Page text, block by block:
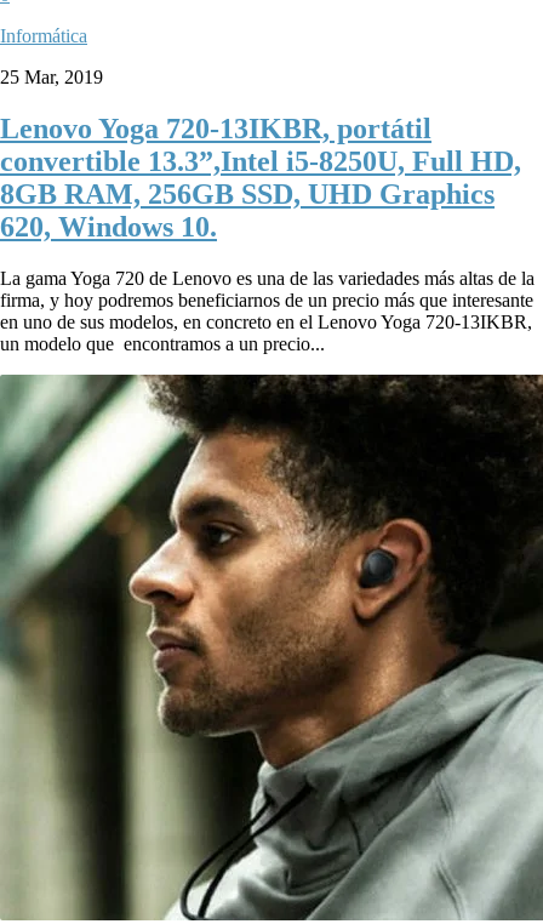
Informática
25 Mar, 2019
Lenovo Yoga 720-13IKBR, portátil
convertible 13.3”,Intel i5-8250U, Full HD,
8GB RAM, 256GB SSD, UHD Graphics
620, Windows 10.
La gama Yoga 720 de Lenovo es una de las variedades más altas de la
firma, y hoy podremos beneficiarnos de un precio más que interesante
en uno de sus modelos, en concreto en el Lenovo Yoga 720-13IKBR,
un modelo que encontramos a un precio...